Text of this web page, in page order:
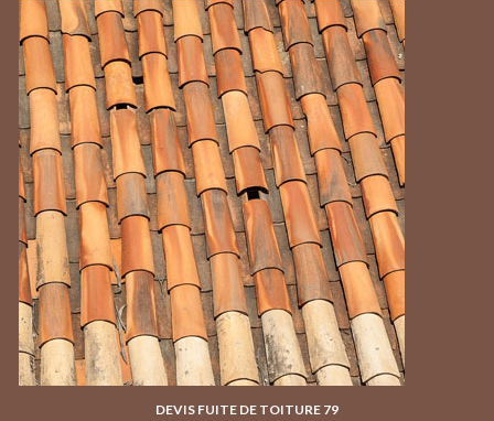
DEVIS FUITE DE TOITURE 79